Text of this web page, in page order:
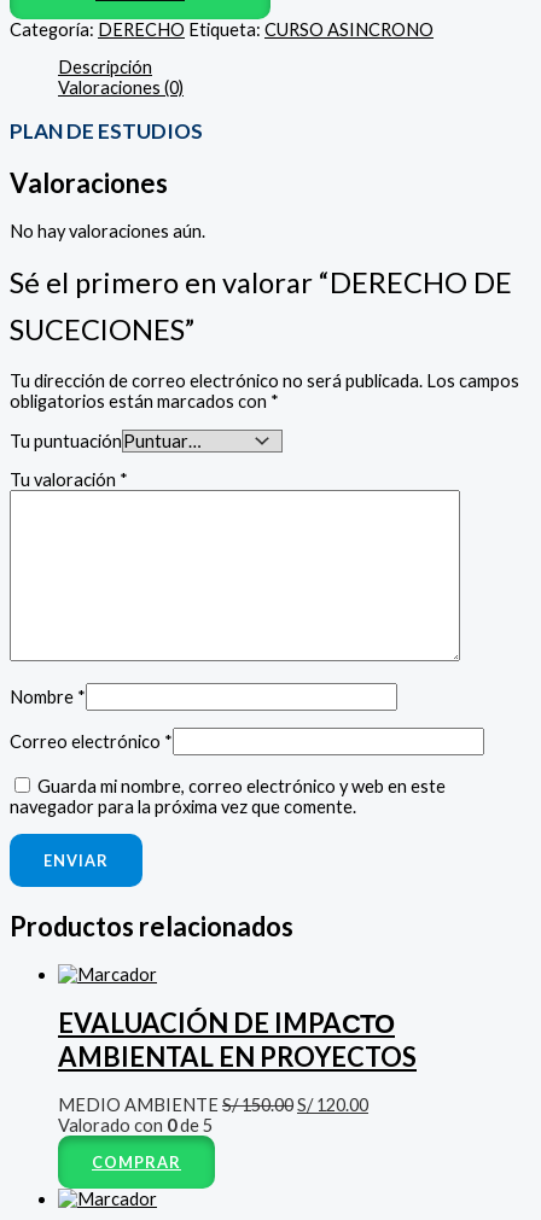
Categoría: DERECHO Etiqueta: CURSO ASINCRONO
Descripción
Valoraciones (0)
PLAN DE ESTUDIOS
Valoraciones
No hay valoraciones aún.
Sé el primero en valorar “DERECHO DE
SUCECIONES”
Tu dirección de correo electrónico no será publicada. Los campos
obligatorios están marcados con *
Tu puntuación
Tu valoración *
Nombre *
Correo electrónico *
Guarda mi nombre, correo electrónico y web en este
navegador para la próxima vez que comente.
Productos relacionados
EVALUACIÓN DE IMPAСТО
AMBIENTAL EN PROYECTOS
MEDIO AMBIENTE S/150.00S/120.00
Valorado con 0de 5
COMPRAR